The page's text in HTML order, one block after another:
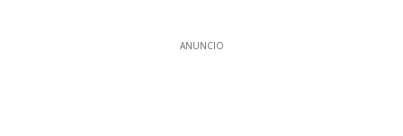
ANUNCIO